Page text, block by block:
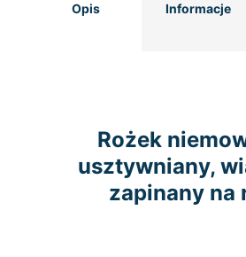
Opis Informacje
Rożek
usztywniany,
zapinany na